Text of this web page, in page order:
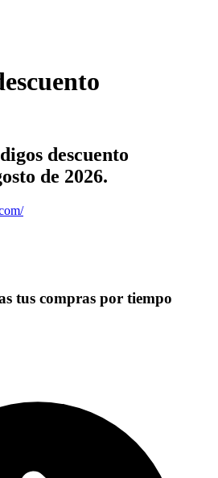
descuento
de 2026.
tus compras por tiempo